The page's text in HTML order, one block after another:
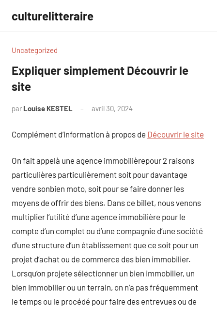
contenu
culturelitteraire
Uncategorized
Expliquer simplement Découvrir le
site
par Louise KESTEL avril 30, 2024
Complément d’information à propos de Découvrir le site
On fait appelà une agence immobilièrepour 2 raisons
particulières particulièrement soit pour davantage
vendre sonbien moto, soit pour se faire donner les
moyens de offrir des biens. Dans ce billet, nous venons
multiplier l’utilité d’une agence immobilière pour le
compte d’un complet ou d’une compagnie d’une société
d’une structure d’un établissement que ce soit pour un
projet d’achat ou de commerce des bien immobilier.
Lorsqu’on projete sélectionner un bien immobilier, un
bien immobilier ou un terrain, on n’a pas fréquemment
le temps ou le procédé pour faire des entrevues ou de